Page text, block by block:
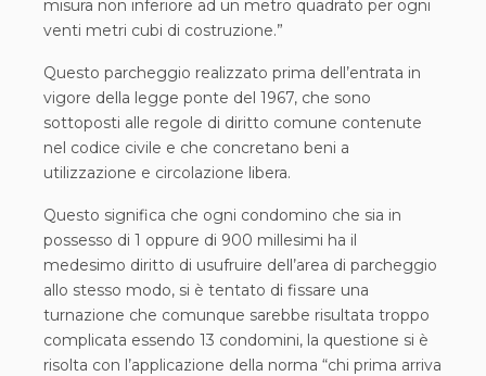
misura non inferiore ad un metro quadrato per ogni
venti metri cubi di costruzione.”
Questo parcheggio realizzato prima dell’entrata in
vigore della legge ponte del 1967, che sono
sottoposti alle regole di diritto comune contenute
nel codice civile e che concretano beni a
utilizzazione e circolazione libera.
Questo significa che ogni condomino che sia in
possesso di 1 oppure di 900 millesimi ha il
medesimo diritto di usufruire dell’area di parcheggio
allo stesso modo, si è tentato di fissare una
turnazione che comunque sarebbe risultata troppo
complicata essendo 13 condomini, la questione si è
risolta con l’applicazione della norma “chi prima arriva